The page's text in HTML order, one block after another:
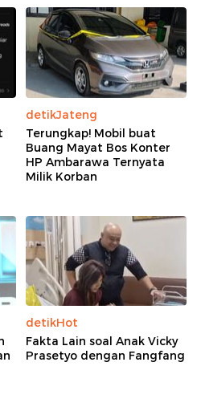
detikJateng
Terungkap! Mobil buat
Buang Mayat Bos Konter
HP Ambarawa Ternyata
Milik Korban
detikHot
Fakta Lain soal Anak Vicky
Prasetyo dengan Fangfang